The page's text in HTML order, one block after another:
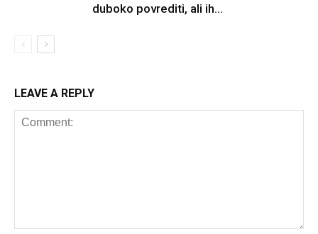
duboko povrediti, ali ih...
LEAVE A REPLY